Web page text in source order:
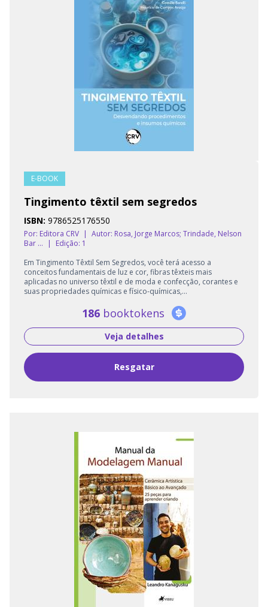
E-BOOK
Tingimento têxtil sem segredos
ISBN: 9786525176550
Por: Editora CRV | Autor: Rosa, Jorge Marcos; Trindade, Nelson
Bar ...
|
Edição: 1
Em Tingimento Têxtil Sem Segredos, você terá acesso a
conceitos fundamentais de luz e cor, fibras têxteis mais
aplicadas no universo têxtil e de moda e confecção, corantes e
suas propriedades químicas e físico-químicas,...
186 booktokens
Veja detalhes
Resgatar